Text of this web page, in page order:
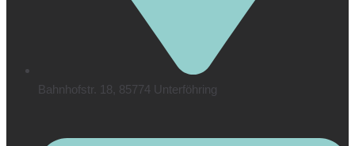
Bahnhofstr. 18, 85774 Unterföhring